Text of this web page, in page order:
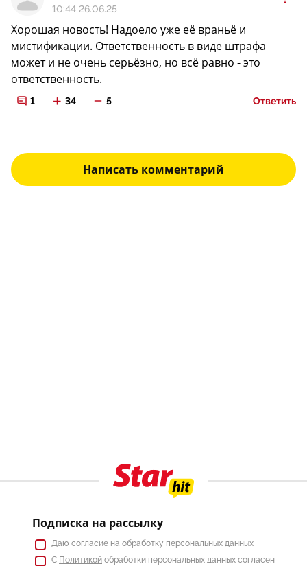
10:44 26.06.25
Хорошая новость! Надоело уже её враньё и
мистификации. Ответственность в виде штрафа
может и не очень серьёзно, но всё равно - это
ответственность.
1 34 5 Ответить
Написать комментарий
Подписка на рассылку
Даю согласие на обработку персональных данных
С Политикой обработки персональных данных согласен